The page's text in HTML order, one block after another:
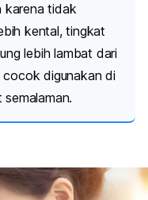
karena tidak
kental, tingkat
lebih lambat dari
cocok digunakan di
semalaman.